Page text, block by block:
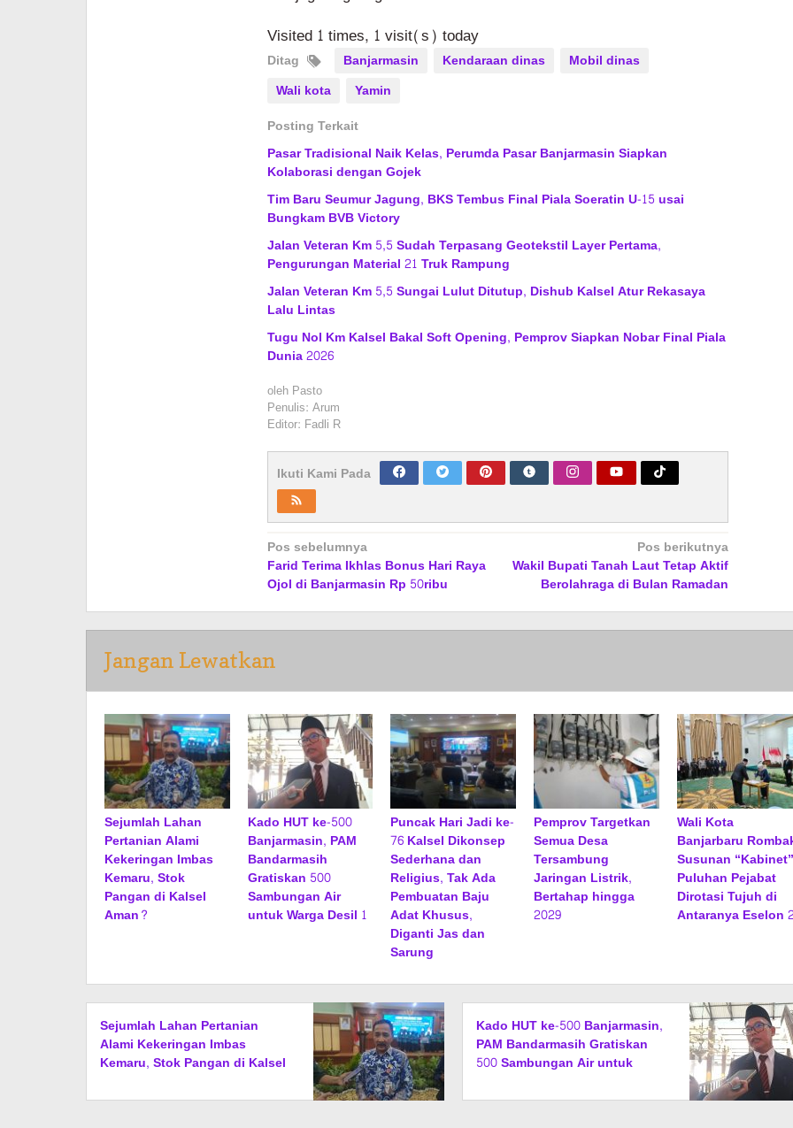
Visited 1 times, 1 visit(s) today
Ditag Banjarmasin Kendaraan dinas
Mobil dinas
Wali kota
Yamin
Posting Terkait
Pasar Tradisional Naik Kelas, Perumda Pasar Banjarmasin Siapkan
Kolaborasi dengan Gojek
Tim Baru Seumur Jagung, BKS Tembus Final Piala Soeratin U-15 usai
Bungkam BVB Victory
Jalan Veteran Km 5,5 Sudah Terpasang Geotekstil Layer Pertama,
Pengurungan Material 21 Truk Rampung
Jalan Veteran Km 5,5 Sungai Lulut Ditutup, Dishub Kalsel Atur Rekasaya
Lalu Lintas
Tugu Nol Km Kalsel Bakal Soft Opening, Pemprov Siapkan Nobar Final Piala
Dunia 2026
oleh Pasto
Penulis: Arum
Editor: Fadli R
Ikuti Kami Pada
Navigasi
pos
Pos sebelumnya
Farid Terima Ikhlas Bonus Hari Raya
Ojol di Banjarmasin Rp 50ribu
Pos berikutnya
Wakil Bupati Tanah Laut Tetap Aktif
Berolahraga di Bulan Ramadan
Jangan Lewatkan
Sejumlah Lahan
Pertanian Alami
Kekeringan Imbas
Kemaru, Stok
Pangan di Kalsel
Aman?
Kado HUT ke-500
Banjarmasin, PAM
Bandarmasih
Gratiskan 500
Sambungan Air
untuk Warga Desil 1
Puncak Hari Jadi ke-
76 Kalsel Dikonsep
Sederhana dan
Religius, Tak Ada
Pembuatan Baju
Adat Khusus,
Diganti Jas dan
Sarung
Pemprov Targetkan
Semua Desa
Tersambung
Jaringan Listrik,
Bertahap hingga
2029
Wali Kota
Banjarbaru
Susunan
Puluhan Pejabat
Dirotasi Tujuh di
Antaranya Eselon
Sejumlah Lahan Pertanian
Alami Kekeringan Imbas
Kemaru, Stok Pangan di Kalsel
Kado HUT ke-500 Banjarmasin,
PAM Bandarmasih Gratiskan
500 Sambungan Air untuk